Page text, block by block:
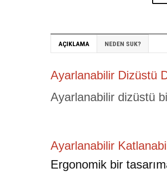
AÇIKLAMA NEDEN SUK?
Ayarlanabilir Dizüstü
Ayarlanabilir dizüstü
Ayarlanabilir
Ergonomik bir